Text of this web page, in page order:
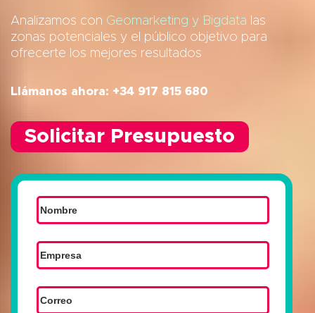
Analizamos con Geomarketing y Bigdata las
zonas potenciales y el público objetivo para
ofrecerte los mejores resultados
Llámanos ahora: +34 917 815 680
Solicitar Presupuesto